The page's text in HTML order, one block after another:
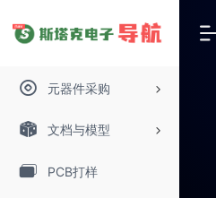
元器件采购
文档与模型
PCB打样